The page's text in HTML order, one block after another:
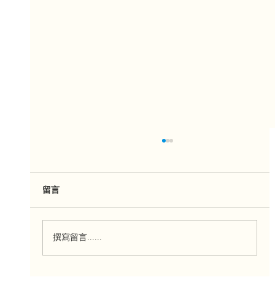
留言
撰寫留言......